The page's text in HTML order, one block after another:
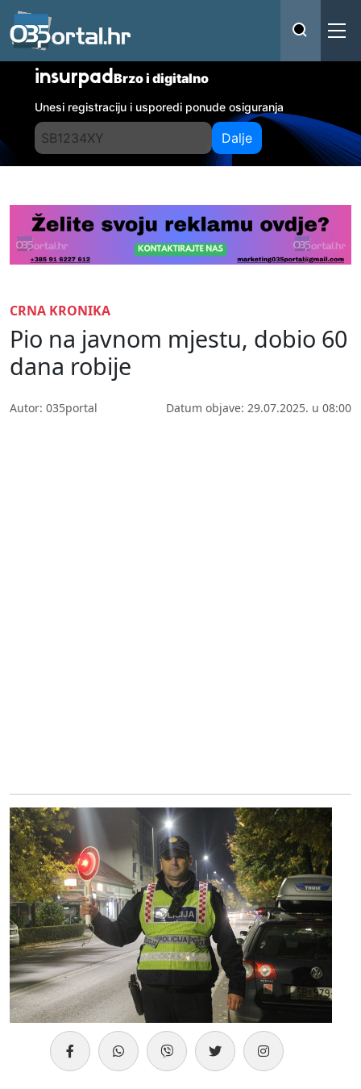
insurpadBrzo i digitalno
Unesi registraciju i usporedi ponude osiguranja
Dalje
CRNA KRONIKA
Pio na javnom mjestu, dobio 60
dana robije
Autor: 035portal Datum objave: 29.07.2025. u 08:00